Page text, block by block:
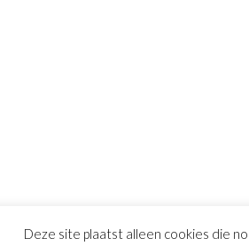
Deze site plaatst alleen cookies die